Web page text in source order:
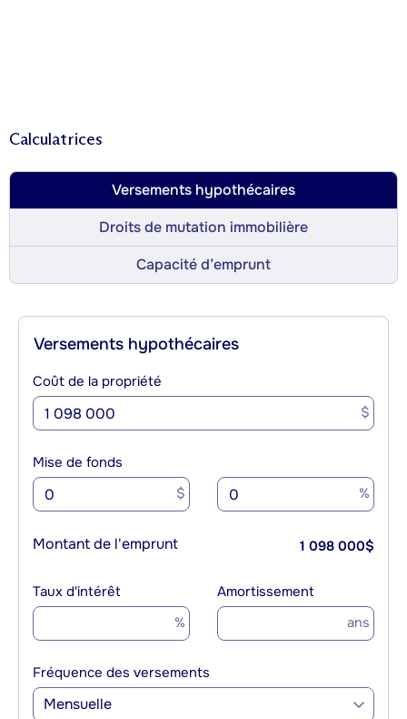
Calculatrices
Versements hypothécaires
Droits de mutation immobilière
Capacité d’emprunt
Versements hypothécaires
Coût de la propriété
$
Mise de fonds
$ %
Montant de l'emprunt 1 098 000$
Taux d'intérêt
%
Amortissement
ans
Fréquence des versements
Mensuelle